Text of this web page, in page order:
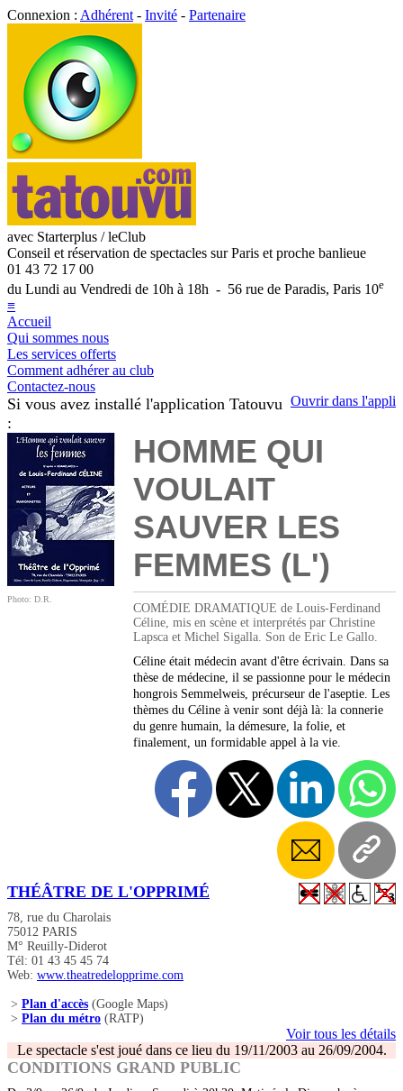
Connexion : Adhérent - Invité - Partenaire
avec Starterplus / leClub
Conseil et réservation de spectacles sur Paris et proche banlieue
01 43 72 17 00
du Lundi au Vendredi de 10h à 18h - 56 rue de Paradis, Paris 10e
≡
Accueil
Qui sommes nous
Les services offerts
Comment adhérer au club
Contactez-nous
Ouvrir dans l'appli
Si vous avez installé l'application Tatouvu
:
Photo: D.R.
HOMME QUI
VOULAIT
SAUVER LES
FEMMES (L')
COMÉDIE DRAMATIQUE de Louis-Ferdinand
Céline, mis en scène et interprétés par Christine
Lapsca et Michel Sigalla. Son de Eric Le Gallo.
Céline était médecin avant d'être écrivain. Dans sa
thèse de médecine, il se passionne pour le médecin
hongrois Semmelweis, précurseur de l'aseptie. Les
thèmes du Céline à venir sont déjà là: la connerie
du genre humain, la démesure, la folie, et
finalement, un formidable appel à la vie.
THÉÂTRE DE L'OPPRIMÉ
78, rue du Charolais
75012 PARIS
M° Reuilly-Diderot
Tél: 01 43 45 45 74
Web: www.theatredelopprime.com
> Plan d'accès (Google Maps)
> Plan du métro (RATP)
Voir tous les détails
Le spectacle s'est joué dans ce lieu du 19/11/2003 au 26/09/2004.
CONDITIONS GRAND PUBLIC